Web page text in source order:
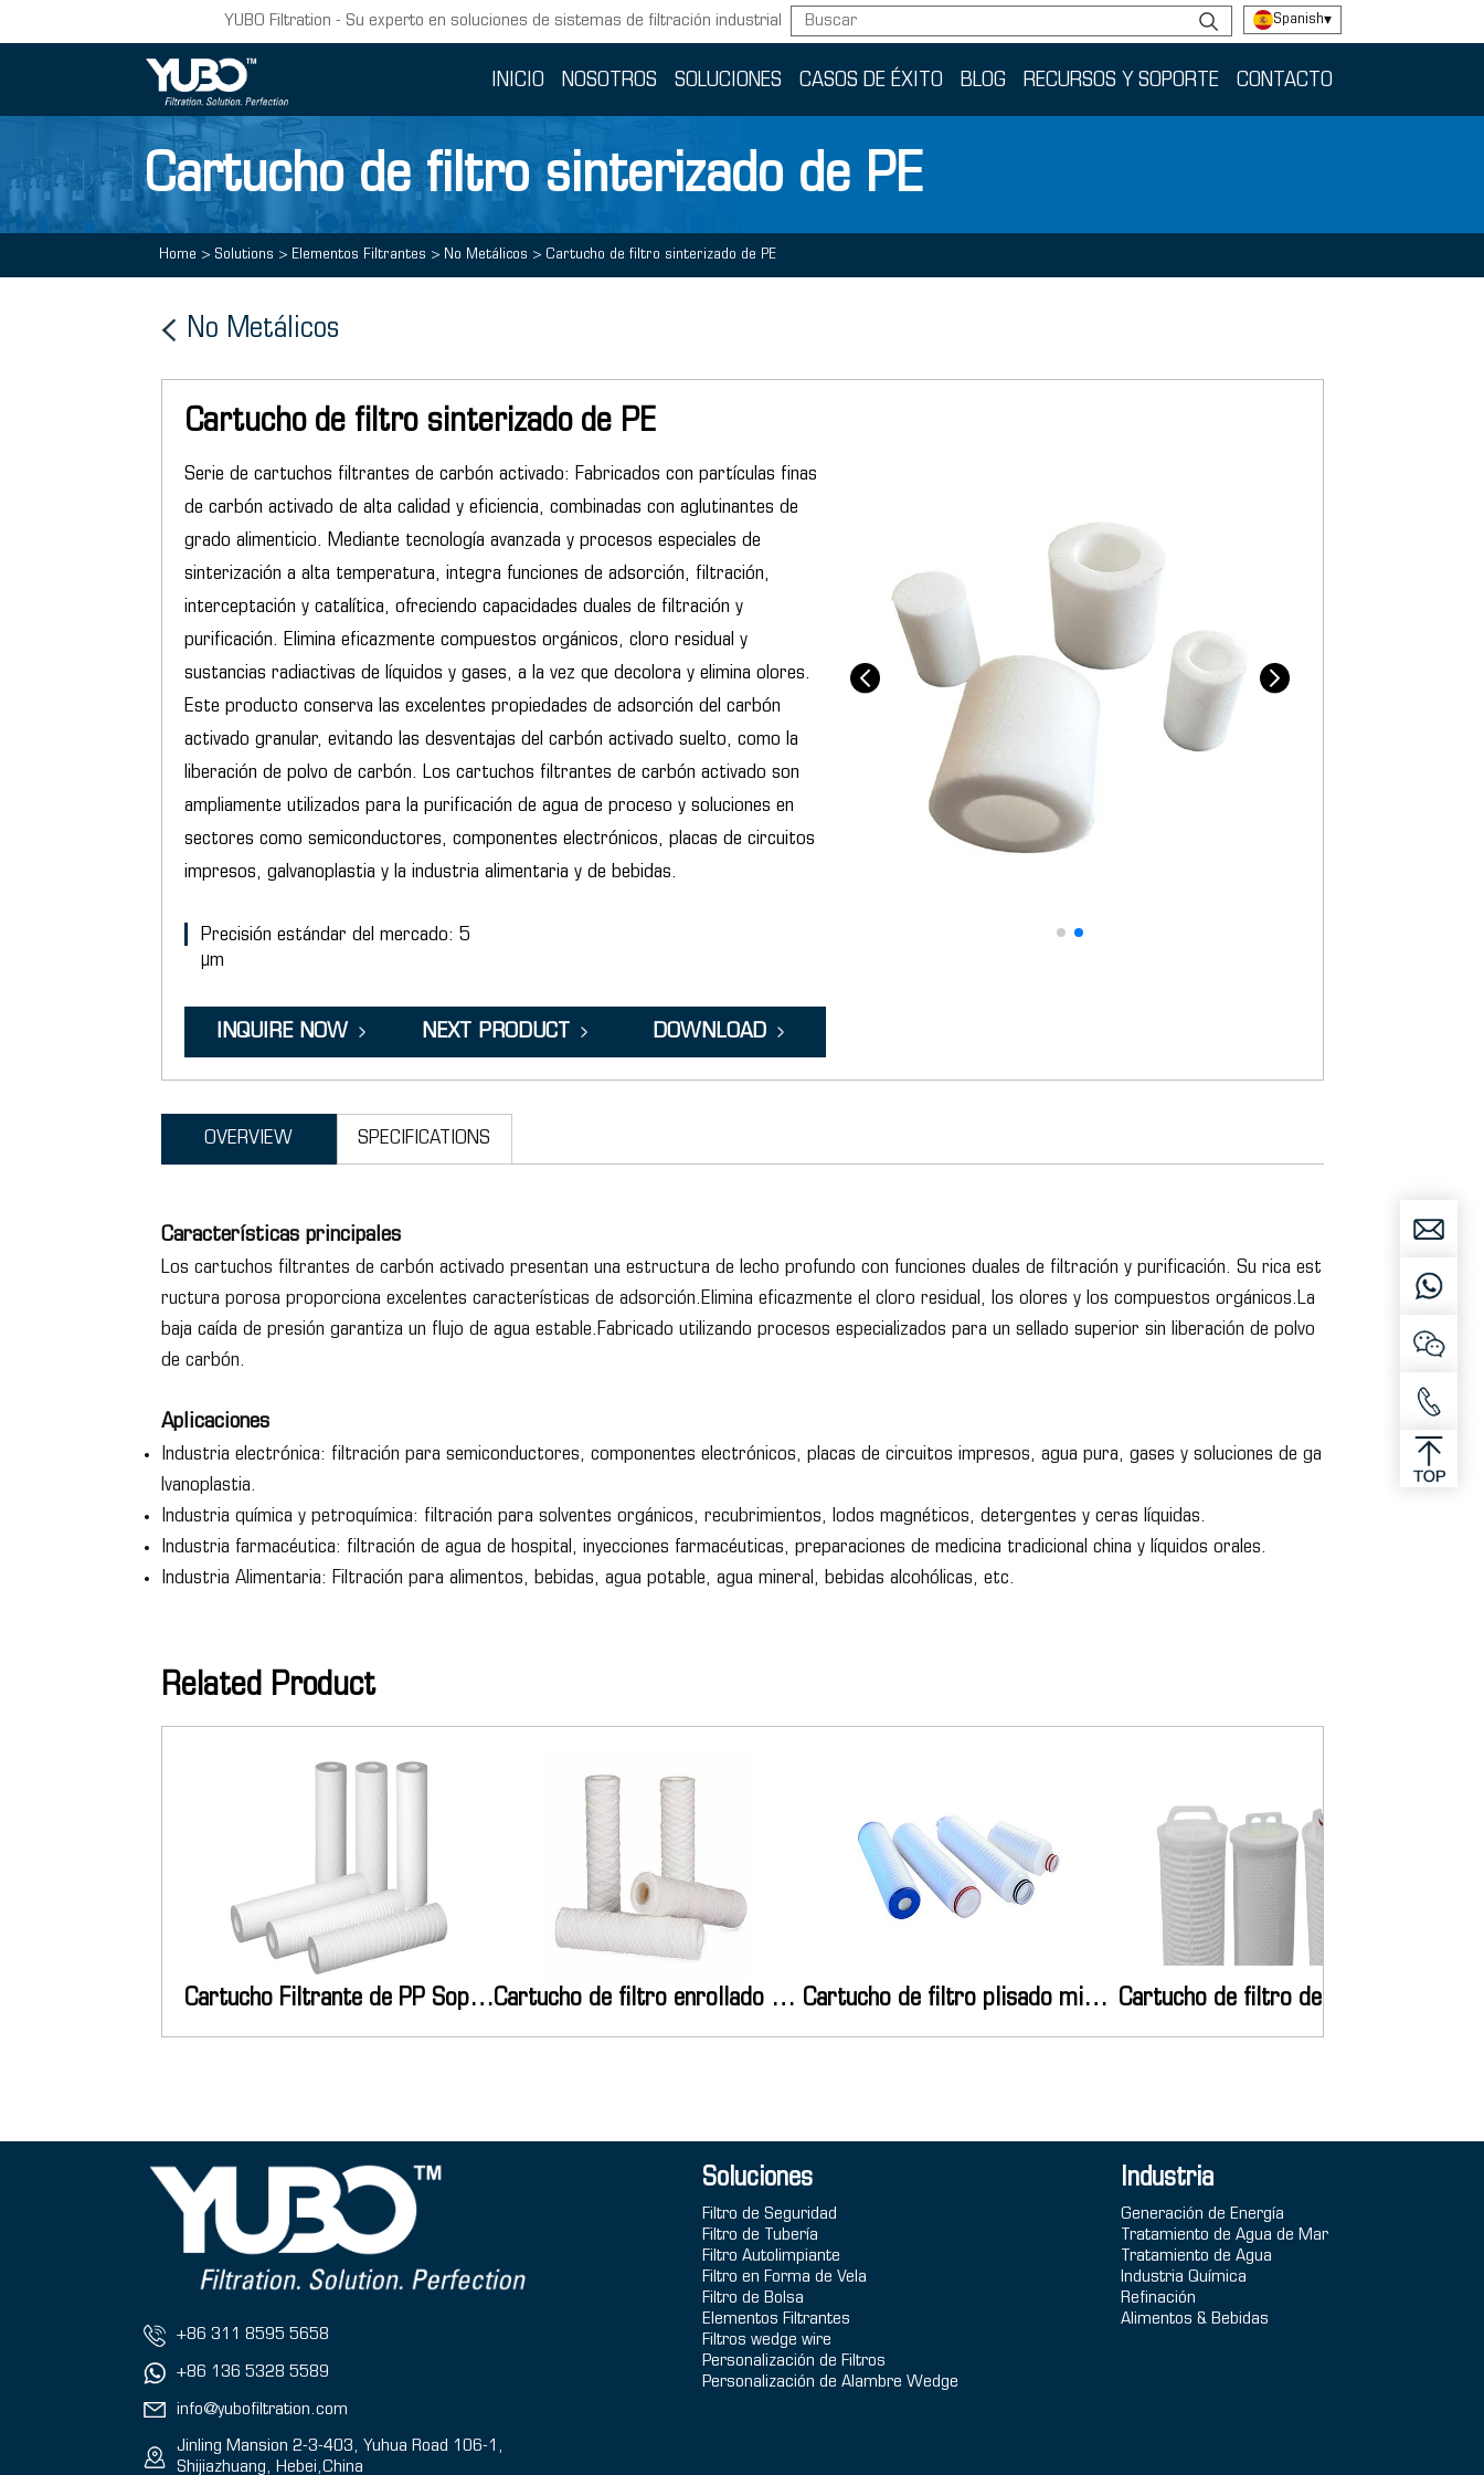
YUBO Filtration - Su experto en soluciones de sistemas de filtración industrial Spanish▾
INICIO NOSOTROS SOLUCIONES CASOS DE ÉXITO BLOG RECURSOS Y SOPORTE CONTACTO
Cartucho de filtro sinterizado de PE
Home > Solutions > Elementos Filtrantes > No Metálicos > Cartucho de filtro sinterizado de PE
No Metálicos
Cartucho de filtro sinterizado de PE
Serie de cartuchos filtrantes de carbón activado: Fabricados con partículas finas
de carbón activado de alta calidad y eficiencia, combinadas con aglutinantes de
grado alimenticio. Mediante tecnología avanzada y procesos especiales de
sinterización a alta temperatura, integra funciones de adsorción, filtración,
interceptación y catalítica, ofreciendo capacidades duales de filtración y
purificación. Elimina eficazmente compuestos orgánicos, cloro residual y
sustancias radiactivas de líquidos y gases, a la vez que decolora y elimina olores.
Este producto conserva las excelentes propiedades de adsorción del carbón
activado granular, evitando las desventajas del carbón activado suelto, como la
liberación de polvo de carbón. Los cartuchos filtrantes de carbón activado son
ampliamente utilizados para la purificación de agua de proceso y soluciones en
sectores como semiconductores, componentes electrónicos, placas de circuitos
impresos, galvanoplastia y la industria alimentaria y de bebidas.
Precisión estándar del mercado: 5
μm
INQUIRE NOW NEXT PRODUCT DOWNLOAD
OVERVIEW SPECIFICATIONS
Características principales
Los cartuchos filtrantes de carbón activado presentan una estructura de lecho profundo con funciones duales de filtración y purificación. Su rica est
ructura porosa proporciona excelentes características de adsorción.Elimina eficazmente el cloro residual, los olores y los compuestos orgánicos.La
baja caída de presión garantiza un flujo de agua estable.Fabricado utilizando procesos especializados para un sellado superior sin liberación de polvo
de carbón.
Aplicaciones
Industria electrónica: filtración para semiconductores, componentes electrónicos, placas de circuitos impresos, agua pura, gases y soluciones de ga
lvanoplastia.
Industria química y petroquímica: filtración para solventes orgánicos, recubrimientos, lodos magnéticos, detergentes y ceras líquidas.
Industria farmacéutica: filtración de agua de hospital, inyecciones farmacéuticas, preparaciones de medicina tradicional china y líquidos orales.
Industria Alimentaria: Filtración para alimentos, bebidas, agua potable, agua mineral, bebidas alcohólicas, etc.
Related Product
Cartucho Filtrante de PP Soplado por Fusión Cartucho de filtro enrollado de PP Cartucho de filtro plisado microporoso de PP Cartucho de filtro de alto flujo
+86 311 8595 5658
+86 136 5328 5589
info@yubofiltration.com
Jinling Mansion 2-3-403, Yuhua Road 106-1,
Shijiazhuang, Hebei,China
Soluciones
Filtro de Seguridad
Filtro de Tubería
Filtro Autolimpiante
Filtro en Forma de Vela
Filtro de Bolsa
Elementos Filtrantes
Filtros wedge wire
Personalización de Filtros
Personalización de Alambre Wedge
Industria
Generación de Energía
Tratamiento de Agua de Mar
Tratamiento de Agua
Industria Química
Refinación
Alimentos & Bebidas